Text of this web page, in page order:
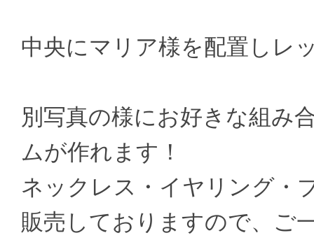
中央にマリア様を配置しレ
別写真の様にお好きな組み
ムが作れます！
ネックレス・イヤリング・
販売しておりますので、ご